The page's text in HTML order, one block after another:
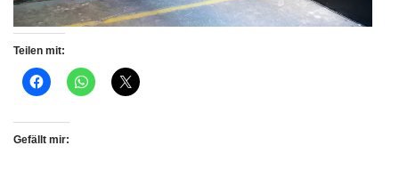
Teilen mit:
Gefällt mir: